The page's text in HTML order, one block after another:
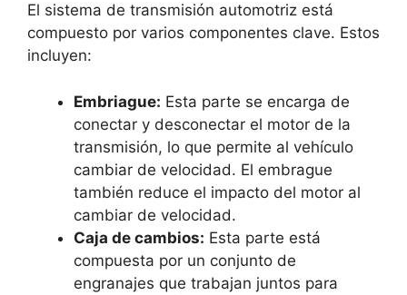
El sistema de transmisión automotriz está
compuesto por varios componentes clave. Estos
incluyen:
Embriague: Esta parte se encarga de
conectar y desconectar el motor de la
transmisión, lo que permite al vehículo
cambiar de velocidad. El embrague
también reduce el impacto del motor al
cambiar de velocidad.
Caja de cambios: Esta parte está
compuesta por un conjunto de
engranajes que trabajan juntos para